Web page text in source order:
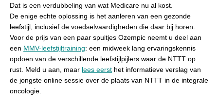
Dat is een verdubbeling van wat Medicare nu al kost.
De enige echte oplossing is het aanleren van een gezonde
leefstijl, inclusief de voedselvaardigheden die daar bij horen.
Voor de prijs van een paar spuitjes Ozempic neemt u deel aan
een MMV-leefstijltraining: een midweek lang ervaringskennis
opdoen van de verschillende leefstijlpijlers waar de NTTT op
rust. Meld u aan, maar lees eerst het informatieve verslag van
de jongste online sessie over de plaats van NTTT in de integrale
oncologie.